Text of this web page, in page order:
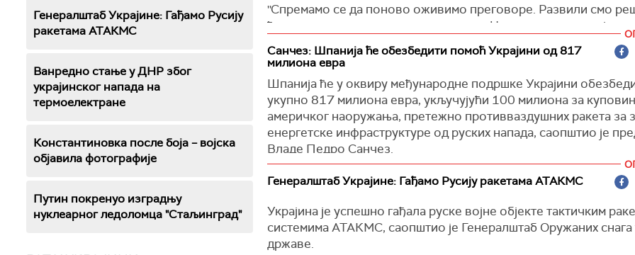
Генералштаб Украјине: Гађамо Русију
ракетама АТАКМС
Ванредно стање у ДНР због
украјинског напада на
термоелектране
Константиновка после боја – војска
објавила фотографије
Путин покренуо изградњу
нуклеарног ледоломца "Стаљинград"
''Спремамо се да поново оживимо преговоре. Развили смо
ћемо предложити нашим партнерима. Чињење свега што је
би се окончао рат је главни приоритет Украјине'', рекао је
Позивајући се на неименовани извор из Турске, Ројтерс
Зеленском на разговорима придружити и амерички
изасланик за Блиски исток Стив Виткоф.
Други извор је рекао да ће се турски председник Реџип Тајип
Анкари састати само са Зеленским, али не и са Виткофом.
(Reuters, Танјуг)
Санчез: Шпанија ће обезбедити помоћ Украјини од 817
милиона евра
Шпанија ће у оквиру међународне подршке Украјини
укупно 817 милиона евра, укључујући 100 милиона за
америчког наоружања, претежно противваздушних ракета за
енергетске инфраструктуре од руских напада, саопштио је
Владе Педро Санчез.
"Од укупног износа, 615 милиона евра биће намењено за ново
наоружање: 300 милиона евра као билатерална подршка, 215
евра кроз програм САФЕ Европске уније и 100 милиона евра за
америчко наоружање у оквиру НАТО програма ПУРЛ". истакао
Санчез на заједничкој конференцији за новинаре с украјинским
Генералштаб Украјине: Гађамо Русију ракетама АТАКМС
Украјина је успешно гађала руске војне објекте тактичким
системима АТАКМС, саопштио је Генералштаб Оружаних снага
државе.